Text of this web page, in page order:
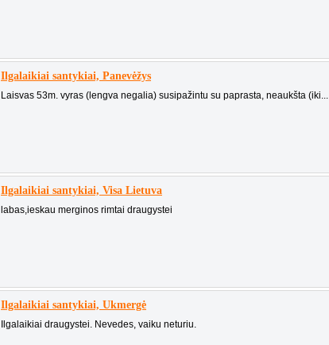
Ilgalaikiai santykiai, Panevėžys
Laisvas 53m. vyras (lengva negalia) susipažintu su paprasta, neaukšta (iki...
Ilgalaikiai santykiai, Visa Lietuva
labas,ieskau merginos rimtai draugystei
Ilgalaikiai santykiai, Ukmergė
Ilgalaikiai draugystei. Nevedes, vaiku neturiu.